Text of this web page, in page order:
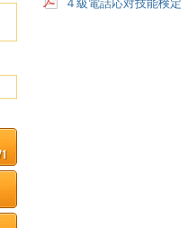
４級電話応対技能検